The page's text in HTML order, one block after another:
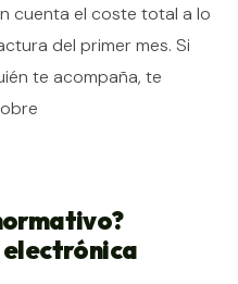
cuenta el coste total a lo
del primer mes. Si
te acompaña, te